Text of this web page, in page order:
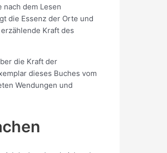
dem Lesen
die Essenz der Orte und
Kraft des
die Kraft der
dieses Buches vom
Wendungen und